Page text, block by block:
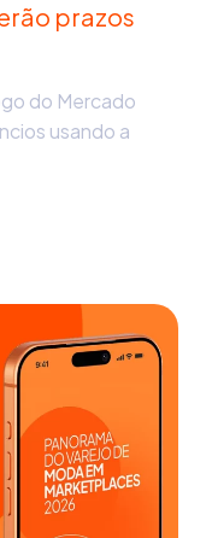
prazos
do Mercado
usando a